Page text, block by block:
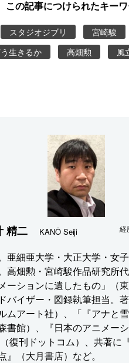
この記事につけられたキー
スタジオジブリ 宮崎駿
生きるか
高畑勲 風
精二 KANŌ Seiji 経
亜細亜大学・大正大学・女
高畑勲・宮崎駿作品研究所
ーションに遺したもの」（
バイザー・図録執筆担当。
ムアート社）、「『アナと
書館）、『日本のアニメー
復刊ドットコム）、共著に
』（大月書店）など。